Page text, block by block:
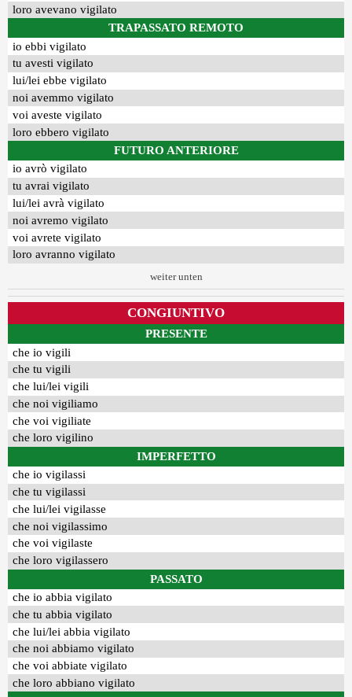
loro avevano vigilato
TRAPASSATO REMOTO
io ebbi vigilato
tu avesti vigilato
lui/lei ebbe vigilato
noi avemmo vigilato
voi aveste vigilato
loro ebbero vigilato
FUTURO ANTERIORE
io avrò vigilato
tu avrai vigilato
lui/lei avrà vigilato
noi avremo vigilato
voi avrete vigilato
loro avranno vigilato
weiter unten
CONGIUNTIVO
PRESENTE
che io vigili
che tu vigili
che lui/lei vigili
che noi vigiliamo
che voi vigiliate
che loro vigilino
IMPERFETTO
che io vigilassi
che tu vigilassi
che lui/lei vigilasse
che noi vigilassimo
che voi vigilaste
che loro vigilassero
PASSATO
che io abbia vigilato
che tu abbia vigilato
che lui/lei abbia vigilato
che noi abbiamo vigilato
che voi abbiate vigilato
che loro abbiano vigilato